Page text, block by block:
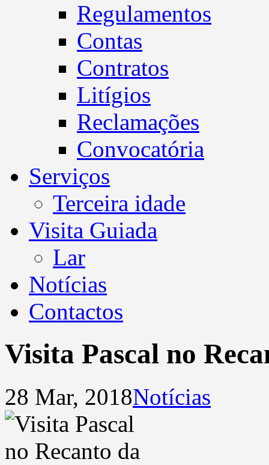
Regulamentos
Contas
Contratos
Litígios
Reclamações
Convocatória
Serviços
Terceira idade
Visita Guiada
Lar
Notícias
Contactos
Visita Pascal no
28 Mar, 2018Notícias